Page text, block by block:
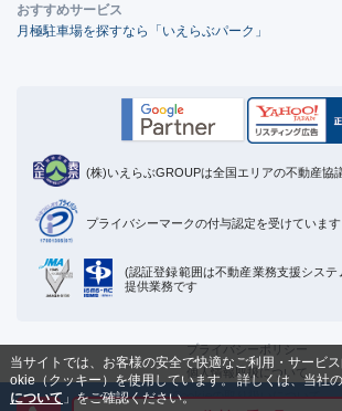
おすすめサービス
月極駐車場を探すなら「いえらぶパーク」
(株)いえらぶGROUPは全国エリアの不動産協
プライバシーマークの付与認定を受けています
(認証登録範囲は不動産業務支援システ
提供業務です
プライバシーポリシー
個人情報取扱について
Cookieの取り扱いについて
当サイトでは、お客様の安全で快適なご利用・サービ
okie（クッキー）を使用しています。詳しくは、当社
について 」をご確認ください。